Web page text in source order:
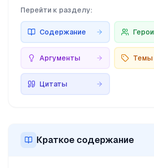
Перейти к разделу:
Содержание Герои
Аргументы Темы
Цитаты
Краткое содержание